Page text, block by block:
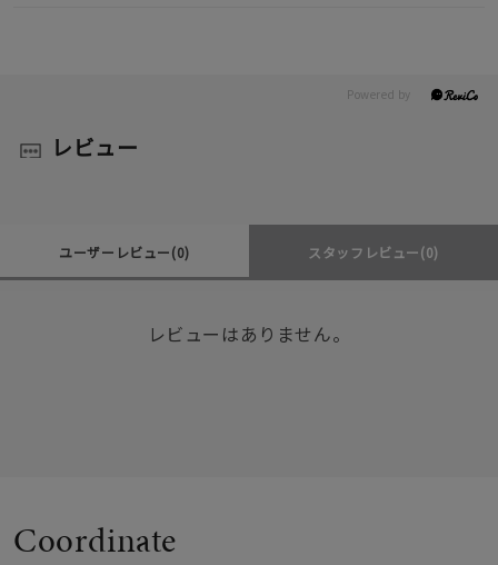
レビュー
ユーザーレビュー(0) スタッフレビュー(0)
レビューはありません。
Coordinate